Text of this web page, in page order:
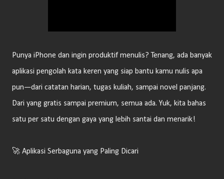
Punya iPhone dan ingin produktif menulis? Tenang, ada banyak
aplikasi pengolah kata keren yang siap bantu kamu nulis apa
pun—dari catatan harian, tugas kuliah, sampai novel panjang.
Dari yang gratis sampai premium, semua ada. Yuk, kita bahas
satu per satu dengan gaya yang lebih santai dan menarik!
🚀 Aplikasi Serbaguna yang Paling Dicari